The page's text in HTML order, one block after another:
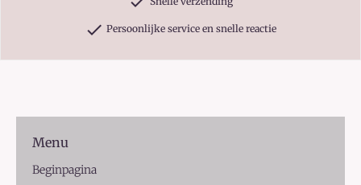
check Persoonlijke service en snelle reactie
Menu
Beginpagina